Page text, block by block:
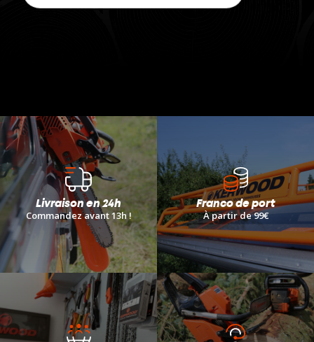
Livraison en 24h
Commandez avant 13h !
Franco de port
Àpartir de 99€